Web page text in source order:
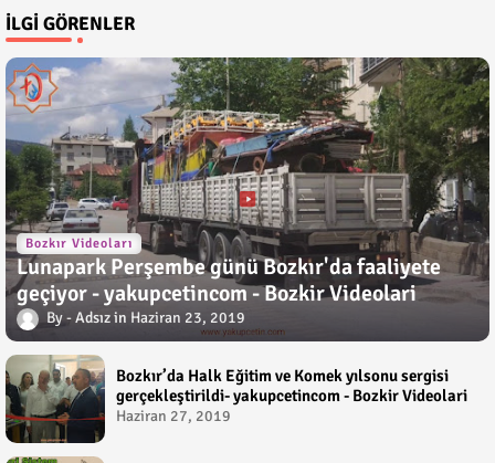
İLGI GÖRENLER
Bozkır Videoları
Lunapark Perşembe günü Bozkır'da faaliyete
geçiyor - yakupcetincom - Bozkir Videolari
Adsız Haziran 23, 2019
Bozkır’da Halk Eğitim ve Komek yılsonu sergisi
gerçekleştirildi- yakupcetincom - Bozkir Videolari
Haziran 27, 2019